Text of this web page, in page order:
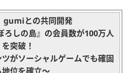
gumiとの共同開発
ろしの島』の会員数が100万人
を突破！
がソーシャルゲームでも確固